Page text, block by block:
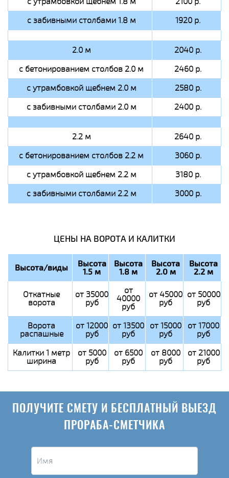
с забивными столбами 1.8 м
1920 р.
2.0 м
2040 р.
с бетонированием столбов 2.0 м
2460 р.
с утрамбовкой щебнем 2.0 м
2580 р.
с забивными столбами 2.0 м
2400 р.
2.2 м
2640 р.
с бетонированием столбов 2.2 м
3060 р.
с утрамбовкой щебнем 2.2 м
3180 р.
с забивными столбами 2.2 м
3000 р.
ЦЕНЫ НА ВОРОТА И КАЛИТКИ
Высота/виды Высота
1.5 м
Высота
1.8 м
Высота
2.0 м
Высота
2.2 м
Откатные
ворота
от 35000
руб
от
40000
руб
от 45000
руб
от 50000
руб
Ворота
распашные
от 12000
руб
от 13500
руб
от 15000
руб
от 17000
руб
Калитки 1 метр
ширина
от 5000
руб
от 6500
руб
от 8000
руб
от 21000
руб
ПОЛУЧИТЕ СМЕТУ И БЕСПЛАТНЫЙ ВЫЕЗД
ПРОРАБА-СМЕТЧИКА